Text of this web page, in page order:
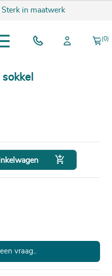
Sterk in maatwerk
(0)

vraag..